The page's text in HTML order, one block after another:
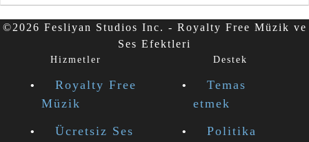
©2026 Fesliyan Studios Inc. - Royalty Free Müzik ve
Ses Efektleri
Hizmetler
Royalty Free
Müzik
Ücretsiz Ses
Destek
Temas
etmek
Politika